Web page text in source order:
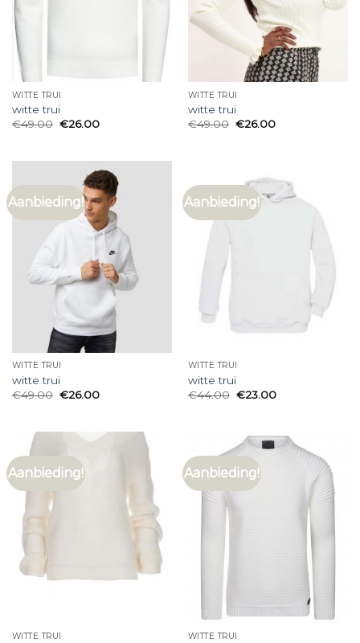
WITTE TRUI
witte trui
€49.00 €26.00
WITTE TRUI
witte trui
€49.00 €26.00
Aanbieding!
WITTE TRUI
witte trui
€49.00 €26.00
Aanbieding!
WITTE TRUI
witte trui
€44.00 €23.00
Aanbieding!
WITTE TRUI
Aanbieding!
WITTE TRUI